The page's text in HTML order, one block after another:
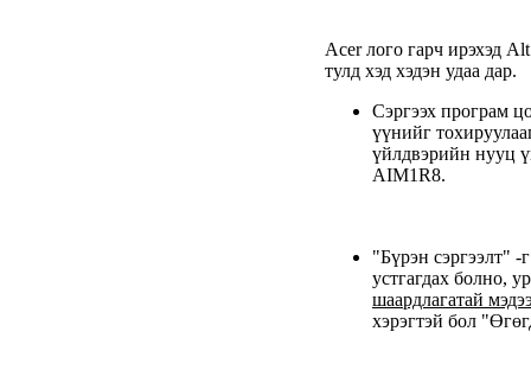
Acer лого гарч ирэхэд
тулд хэд хэдэн удаа дар.
Сэргээх програм
үүнийг
үйлдвэрийн нууц
AIM1R8.
"Бүрэн сэргээлт" -
устгагдах болно,
шаардлагатай
хэрэгтэй бол